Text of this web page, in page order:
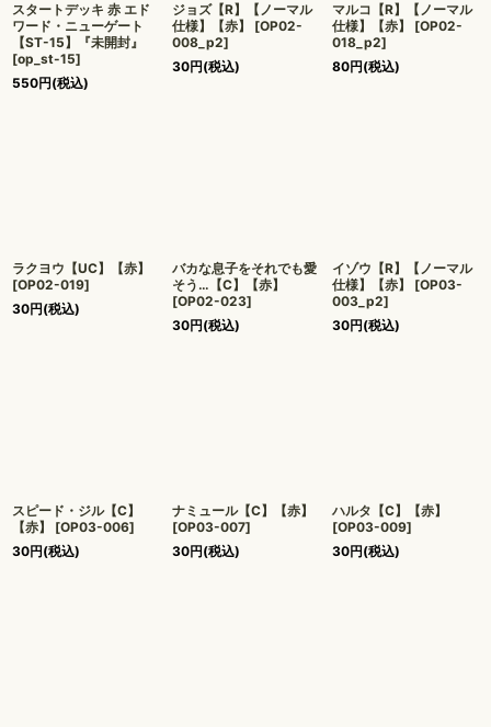
スタートデッキ 赤 エド
ワード・ニューゲート
【ST-15】『未開封』
[op_st-15]
550円(税込)
ジョズ【R】【ノーマル
仕様】【赤】
[OP02-
008_p2]
30円(税込)
マルコ【R】【ノーマル
仕様】【赤】
[OP02-
018_p2]
80円(税込)
ラクヨウ【UC】【赤】
[OP02-019]
30円(税込)
バカな息子をそれでも愛
そう…【C】【赤】
[OP02-023]
30円(税込)
イゾウ【R】【ノーマル
仕様】【赤】
[OP03-
003_p2]
30円(税込)
スピード・ジル【C】
【赤】
[OP03-006]
30円(税込)
ナミュール【C】【赤】
[OP03-007]
30円(税込)
ハルタ【C】【赤】
[OP03-009]
30円(税込)